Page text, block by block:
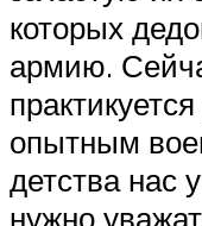
которых
армию.
опытным
детства нас
нужно